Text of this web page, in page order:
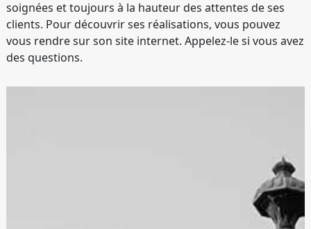
soignées et toujours à la hauteur des attentes de ses
clients. Pour découvrir ses réalisations, vous pouvez
vous rendre sur son site internet. Appelez-le si vous avez
des questions.